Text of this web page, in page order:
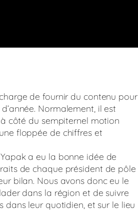
de fournir du contenu pour
Normalement, il est
côté du sempiternel motion
floppée de chiffres et
a eu la bonne idée de
de chaque président de pôle
bilan. Nous avons donc eu le
dans la région et de suivre
dans leur quotidien, et sur le lieu